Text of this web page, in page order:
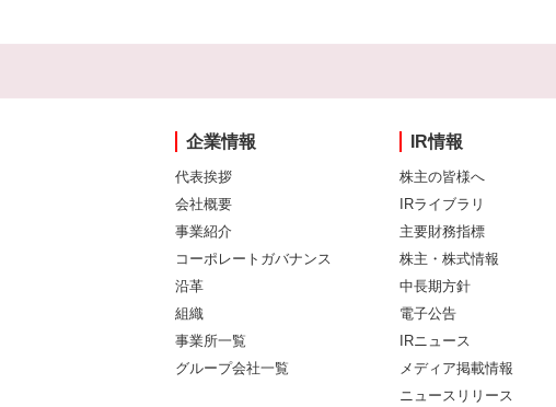
企業情報
代表挨拶
会社概要
事業紹介
コーポレートガバナンス
沿革
組織
事業所一覧
グループ会社一覧
IR情報
株主の皆様へ
IRライブラリ
主要財務指標
株主・株式情報
中長期方針
電子公告
IRニュース
メディア掲載情報
ニュースリリース